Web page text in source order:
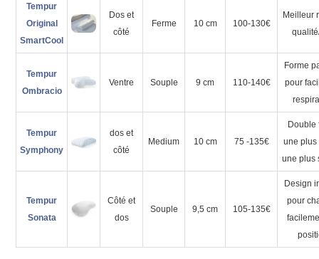
Tempur
Original
SmartCool
Dos et
côté
Ferme 10 cm 100-130€
Meilleur
Tempur
Ombracio
Ventre Souple 9 cm 110-140€
Forme
pour
Tempur
Symphony
dos et
côté
Medium 10 cm 75 -135€
Double
une plus
une plus
Tempur
Sonata
Côté et
dos
Souple 9,5 cm 105-135€
Design
pour